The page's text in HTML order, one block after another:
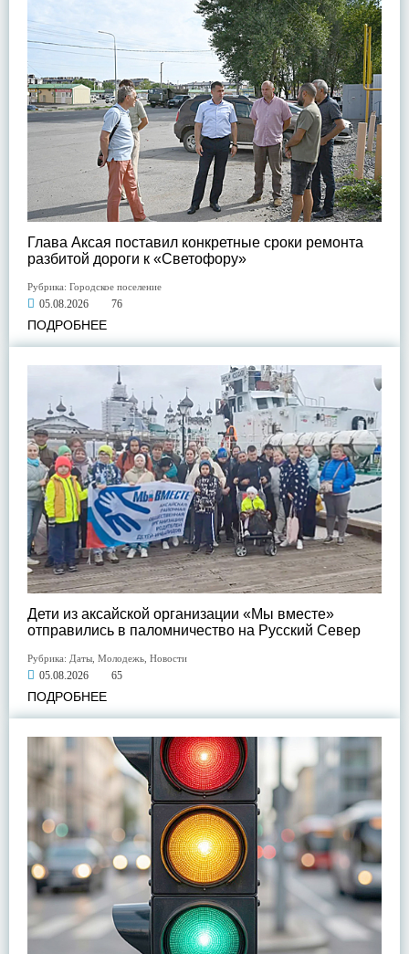
Глава Аксая поставил конкретные сроки ремонта
разбитой дороги к «Светофору»
Рубрика: Городское поселение
05.08.2026 76
ПОДРОБНЕЕ
Дети из аксайской организации «Мы вместе»
отправились в паломничество на Русский Север
Рубрика: Даты Молодежь Новости
05.08.2026 65
ПОДРОБНЕЕ